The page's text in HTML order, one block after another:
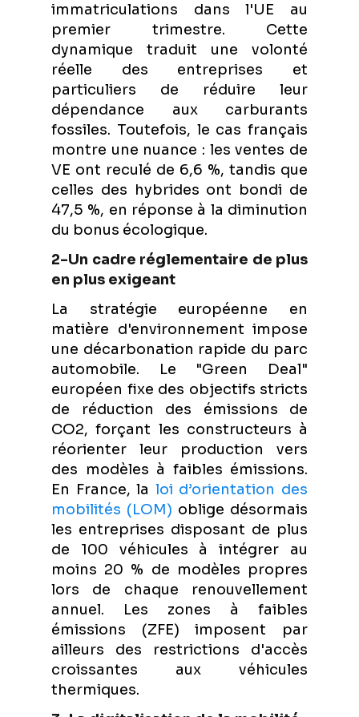
immatriculations dans l'UE au
premier trimestre. Cette
dynamique traduit une volonté
réelle des entreprises et
particuliers de réduire leur
dépendance aux carburants
fossiles. Toutefois, le cas français
montre une nuance : les ventes de
VE ont reculé de 6,6 %, tandis que
celles des hybrides ont bondi de
47,5 %, en réponse à la diminution
du bonus écologique.
2-Un cadre réglementaire de plus
en plus exigeant
La stratégie européenne en
matière d'environnement impose
une décarbonation rapide du parc
automobile. Le "Green Deal"
européen fixe des objectifs stricts
de réduction des émissions de
CO2, forçant les constructeurs à
réorienter leur production vers
des modèles à faibles émissions.
En France, la loi d’orientation des
mobilités (LOM) oblige désormais
les entreprises disposant de plus
de 100 véhicules à intégrer au
moins 20 % de modèles propres
lors de chaque renouvellement
annuel. Les zones à faibles
émissions (ZFE) imposent par
ailleurs des restrictions d'accès
croissantes aux véhicules
thermiques.